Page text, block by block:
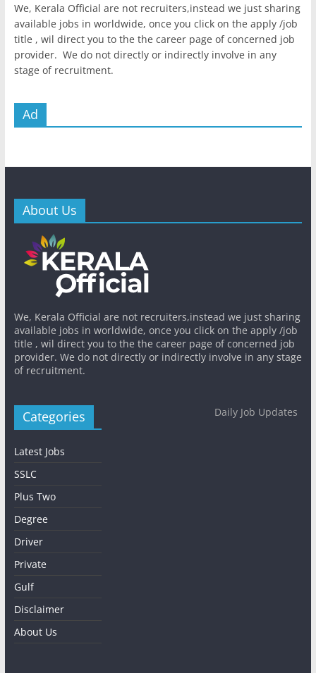
We, Kerala Official are not recruiters,instead we just sharing
available jobs in worldwide, once you click on the apply /job
title , wil direct you to the the career page of concerned job
provider. We do not directly or indirectly involve in any
stage of recruitment.
Ad
About Us
We, Kerala Official are not recruiters,instead we just sharing
available jobs in worldwide, once you click on the apply /job
title , wil direct you to the the career page of concerned job
provider. We do not directly or indirectly involve in any stage
of recruitment.
Categories
Latest Jobs
SSLC
Plus Two
Degree
Driver
Private
Gulf
Disclaimer
About Us
Daily Job Updates